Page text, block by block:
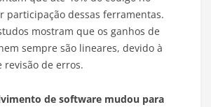
participação dessas ferramentas.
mostram que os ganhos de
sempre são lineares, devido à
revisão de erros.
de software mudou para